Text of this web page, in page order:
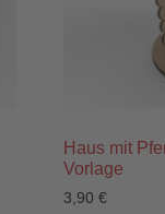
Haus mit
Vorlage
3,90 €